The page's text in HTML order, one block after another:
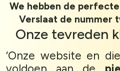
We hebben de
Verslaat de nummer
Onze tevreden
‘Onze website en